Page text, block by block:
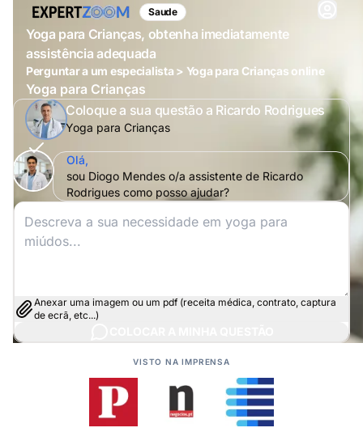
Saude
Yoga para Crianças, obtenha imediatamente
assistência adequada
Perguntar a um especialista > Yoga para Crianças online
Yoga para Crianças
Coloque a sua questão a Ricardo Rodrigues
Yoga para Crianças
Olá,
sou Diogo Mendes o/a assistente de Ricardo
Rodrigues como posso ajudar?
Anexar uma imagem ou um pdf (receita médica, contrato, captura
de ecrã, etc...)
VISTO NA IMPRENSA